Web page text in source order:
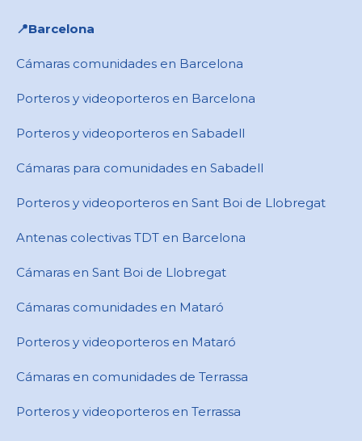
📍​Barcelona
Cámaras comunidades en Barcelona
Porteros y videoporteros en Barcelona
Porteros y videoporteros en Sabadell
Cámaras para comunidades en ​Sabadell
Porteros y videoporteros en ​Sant Boi de Llobregat
Antenas colectivas TDT en Barcelona
Cámaras en ​Sant Boi de Llobregat
Cámaras comunidades en Mataró
Porteros y videoporteros en Mataró
Cámaras en comunidades de Terrassa
Porteros y videoporteros en Terrassa